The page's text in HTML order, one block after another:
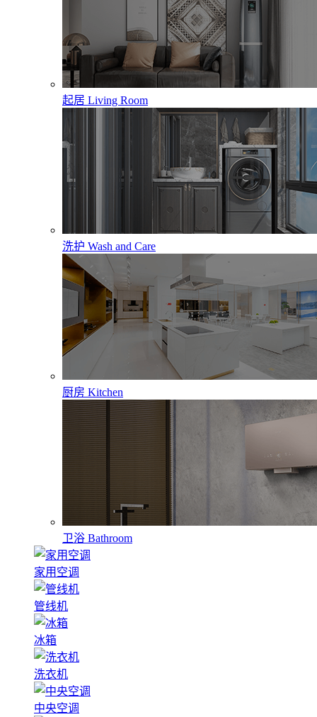
起居 Living Room
洗护 Wash and Care
厨房 Kitchen
卫浴 Bathroom
家用空调
管线机
冰箱
洗衣机
中央空调